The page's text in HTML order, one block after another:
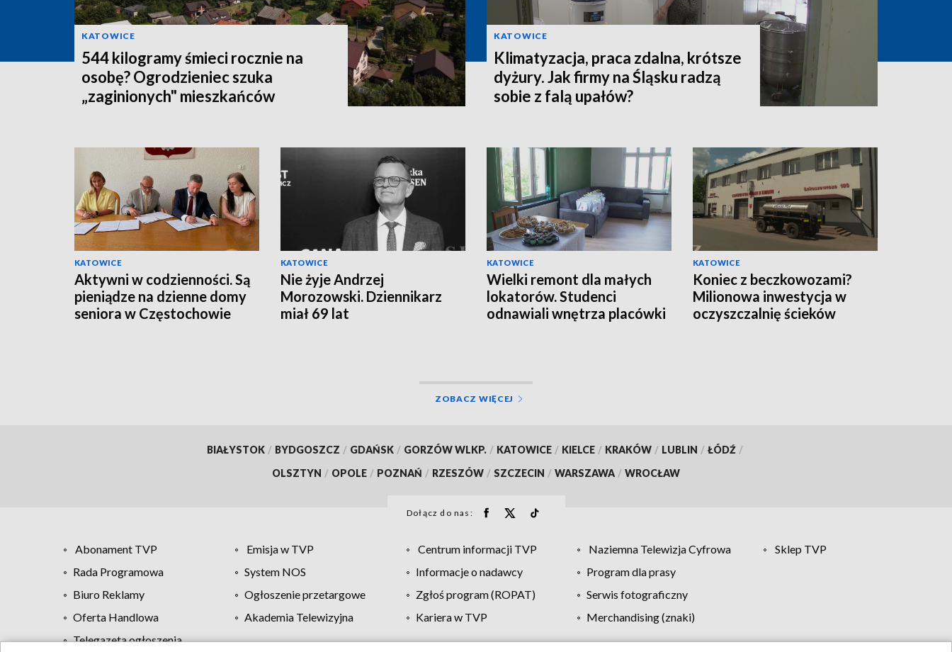
KATOWICE
544 kilogramy śmieci rocznie na
osobę? Ogrodzieniec szuka
„zaginionych" mieszkańców
KATOWICE
Klimatyzacja, praca zdalna, krótsze
dyżury. Jak firmy na Śląsku radzą
sobie z falą upałów?
KATOWICE
Aktywni w codzienności. Są
pieniądze na dzienne domy
seniora w Częstochowie
KATOWICE
Nie żyje Andrzej
Morozowski. Dziennikarz
miał 69 lat
KATOWICE
Wielki remont dla małych
lokatorów. Studenci
odnawiali wnętrza placówki
KATOWICE
Koniec z beczkowozami?
Milionowa inwestycja w
oczyszczalnię ścieków
ZOBACZ WIĘCEJ
BIAŁYSTOK / BYDGOSZCZ / GDAŃSK / GORZÓW WLKP. / KATOWICE / KIELCE / KRAKÓW / LUBLIN / ŁÓDŹ /
OLSZTYN / OPOLE / POZNAŃ / RZESZÓW / SZCZECIN / WARSZAWA / WROCŁAW
Dołącz do nas:
Abonament TVP Emisja w TVP Centrum informacji TVP Naziemna Telewizja Cyfrowa
Sklep TVP
Rada Programowa
System NOS Informacje o nadawcy
Program dla prasy
Biuro Reklamy
Ogłoszenie przetargowe Zgłoś program (ROPAT)
Serwis fotograficzny
Oferta Handlowa
Akademia Telewizyjna Kariera w TVP
Merchandising (znaki)
Telegazeta ogłoszenia